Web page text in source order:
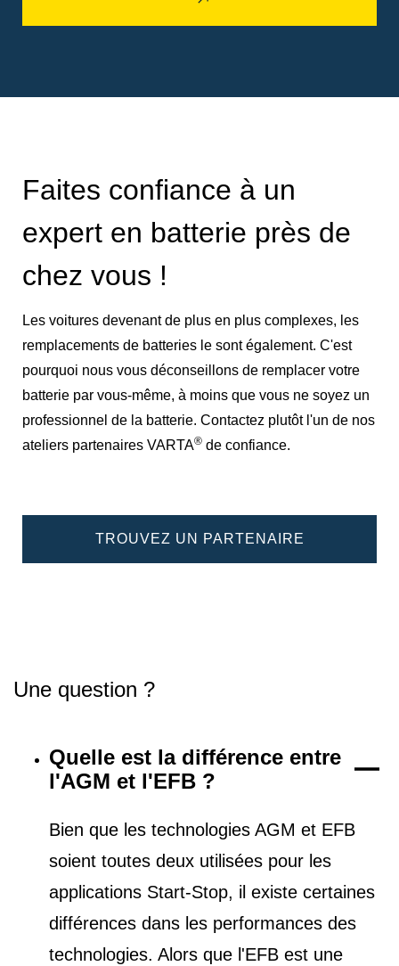
Faites confiance à un
expert en batterie près de
chez vous !
Les voitures devenant de plus en plus complexes, les
remplacements de batteries le sont également. C'est
pourquoi nous vous déconseillons de remplacer votre
batterie par vous-même, à moins que vous ne soyez un
professionnel de la batterie. Contactez plutôt l'un de nos
ateliers partenaires VARTA® de confiance.
TROUVEZ UN PARTENAIRE
Une question ?
Quelle est la différence entre
l'AGM et l'EFB ?
Bien que les technologies AGM et EFB
soient toutes deux utilisées pour les
applications Start-Stop, il existe certaines
différences dans les performances des
technologies. Alors que l'EFB est une